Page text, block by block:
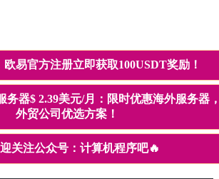
易官方注册立即获取100USDT奖励！
务器$ 2.39美元/月：限时优惠海外服务器
外贸公司优选方案！
关注公众号：计算机程序吧🔥